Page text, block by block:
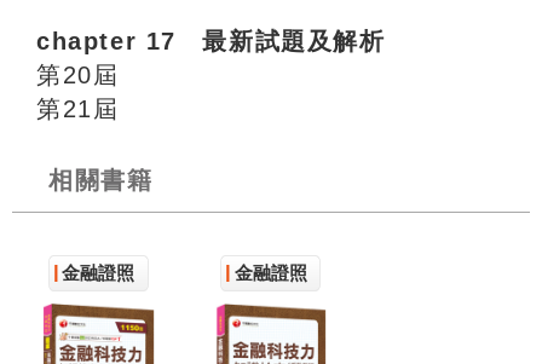
chapter 17 最新試題及解析
第20屆
第21屆
相關書籍
金融證照 金融證照